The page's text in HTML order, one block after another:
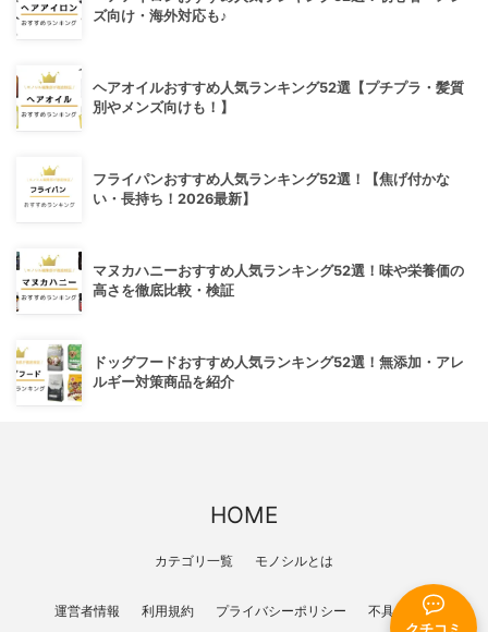
ズ向け・海外対応も♪
ヘアオイルおすすめ人気ランキング52選【プチプラ・髪質
別やメンズ向けも！】
フライパンおすすめ人気ランキング52選！【焦げ付かな
い・長持ち！2026最新】
マヌカハニーおすすめ人気ランキング52選！味や栄養価の
高さを徹底比較・検証
ドッグフードおすすめ人気ランキング52選！無添加・アレ
ルギー対策商品を紹介
HOME
カテゴリ一覧 モノシルとは
運営者情報 利用規約 プライバシーポリシー 不具合報告